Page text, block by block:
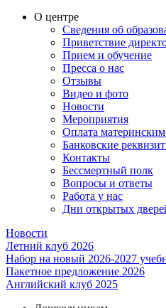
О центре
Сведения об
Приветствие
Прием и обучение
Пресса о нас
Отзывы
Видео и фото
Новости
Мероприятия
Оплата
Банковские
Контакты
Бессмертный полк
Вопросы и ответы
Работа у нас
Дни открытых
Новости
Летний клуб 2026
Набор на новый 2026-2027
Пакетное предложение 2026
Английский клуб 2025